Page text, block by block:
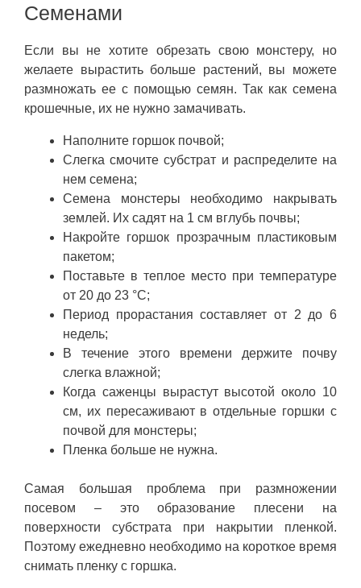
Семенами
Если вы не хотите обрезать свою монстеру, но
желаете вырастить больше растений, вы можете
размножать ее с помощью семян. Так как семена
крошечные, их не нужно замачивать.
Наполните горшок почвой;
Слегка смочите субстрат и распределите на
нем семена;
Семена монстеры необходимо накрывать
землей. Их садят на 1 см вглубь почвы;
Накройте горшок прозрачным пластиковым
пакетом;
Поставьте в теплое место при температуре
от 20 до 23 °С;
Период прорастания составляет от 2 до 6
недель;
В течение этого времени держите почву
слегка влажной;
Когда саженцы вырастут высотой около 10
см, их пересаживают в отдельные горшки с
почвой для монстеры;
Пленка больше не нужна.
Самая большая проблема при размножении
посевом – это образование плесени на
поверхности субстрата при накрытии пленкой.
Поэтому ежедневно необходимо на короткое время
снимать пленку с горшка.